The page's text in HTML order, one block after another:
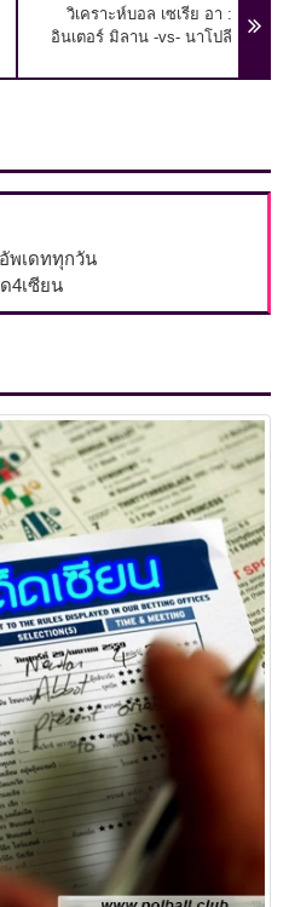
วิเคราะห์บอล เซเรีย อา :
อินเตอร์ มิลาน -vs- นาโปลี
พเดททุกวัน
4เซียน